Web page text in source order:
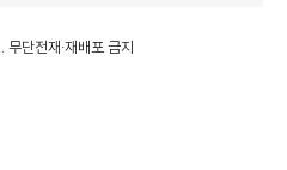
단전재·재배포 금지